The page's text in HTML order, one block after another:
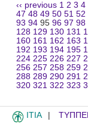
‹‹ previous 1 2 3 4
47 48 49 50 51 52
93 94 95 96 97 98
128 129 130 131
160 161 162 163
192 193 194 195
224 225 226 227
256 257 258 259
288 289 290 291
320 321 322 323
ITIA